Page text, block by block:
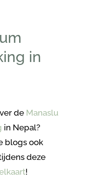
in
de Manaslu
in Nepal?
blogs ook
deze
!